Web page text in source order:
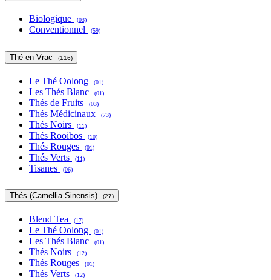
Biologique (03)
Conventionnel (59)
Thé en Vrac (116)
Le Thé Oolong (01)
Les Thés Blanc (01)
Thés de Fruits (03)
Thés Médicinaux (73)
Thés Noirs (11)
Thés Rooibos (10)
Thés Rouges (01)
Thés Verts (11)
Tisanes (06)
Thés (Camellia Sinensis) (27)
Blend Tea (17)
Le Thé Oolong (01)
Les Thés Blanc (01)
Thés Noirs (12)
Thés Rouges (01)
Thés Verts (12)